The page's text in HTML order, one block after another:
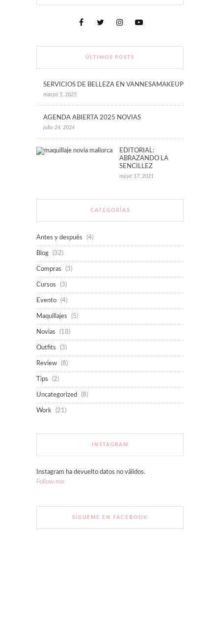
ÚLTIMOS POSTS
SERVICIOS DE BELLEZA EN VANNESAMAKEUP
marzo 5, 2025
AGENDA ABIERTA 2025 NOVIAS
julio 24, 2024
EDITORIAL:
ABRAZANDO LA
SENCILLEZ
mayo 17, 2021
CATEGORÍAS
Antes y después (4)
Blog (32)
Compras (3)
Cursos (3)
Evento (4)
Maquillajes (5)
Novias (18)
Outfits (3)
Review (8)
Tips (2)
Uncategorized (8)
Work (21)
INSTAGRAM
Instagram ha devuelto datos no válidos.
Follow me
SÍGUEME EN FACEBOOK